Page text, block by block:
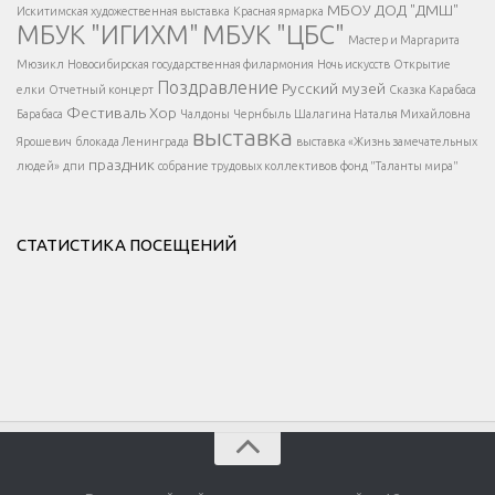
Написать
</button >
</div >
</div > </div >
Искитимская художественная выставка Красная ярмарка МБОУ ДОД "ДМШ"
МБУК "ИГИХМ" МБУК "ЦБС" Мастер и Маргарита
Мюзикл Новосибирская государственная филармония Ночь искусств Открытие
елки Отчетный концерт Поздравление Русский музей Сказка Карабаса
Барабаса Фестиваль Хор Чалдоны Чернбыль Шалагина Наталья Михайловна
Ярошевич блокада Ленинграда выставка выставка «Жизнь замечательных
людей» дпи праздник собрание трудовых коллективов фонд "Таланты мира"
СТАТИСТИКА ПОСЕЩЕНИЙ